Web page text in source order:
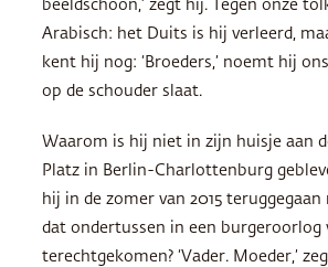
beeldschoon,’ zegt hij. Tegen onze
Arabisch: het Duits is hij verleerd,
kent hij nog: ‘Broeders,’ noemt hij
op de schouder slaat.
Waarom is hij niet in zijn huisje aan
Platz in Berlin-Charlottenburg
hij in de zomer van 2015 teruggegaan
dat ondertussen in een burgeroorlog
terechtgekomen? ‘Vader. Moeder,’